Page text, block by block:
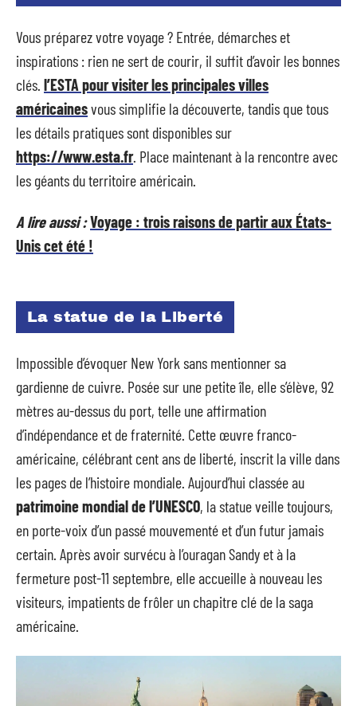
Vous préparez votre voyage ? Entrée, démarches et
inspirations : rien ne sert de courir, il suffit d’avoir les bonnes
clés. l’ESTA pour visiter les principales villes
américainesvous simplifie la découverte, tandis que tous
les détails pratiques sont disponibles sur
https://www.esta.fr. Place maintenant à la rencontre avec
les géants du territoire américain.
A lire aussi :Voyage : trois raisons de partir aux États-
Unis cet été !
La statue de la Liberté
Impossible d’évoquer New York sans mentionner sa
gardienne de cuivre. Posée sur une petite île, elle s’élève, 92
mètres au-dessus du port, telle une affirmation
d’indépendance et de fraternité. Cette œuvre franco-
américaine, célébrant cent ans de liberté, inscrit la ville dans
les pages de l’histoire mondiale. Aujourd’hui classée au
patrimoine mondial de l’UNESCO, la statue veille toujours,
en porte-voix d’un passé mouvementé et d’un futur jamais
certain. Après avoir survécu à l’ouragan Sandy et à la
fermeture post-11 septembre, elle accueille à nouveau les
visiteurs, impatients de frôler un chapitre clé de la saga
américaine.